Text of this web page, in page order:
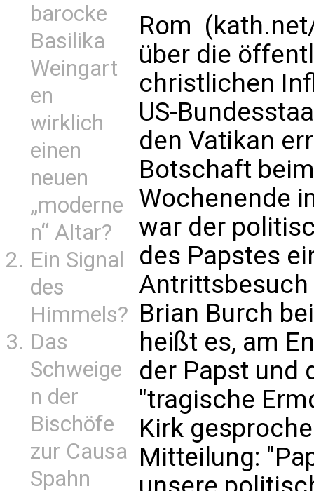
barocke
Basilika
Weingart
en
wirklich
einen
neuen
„moderne
n“ Altar?
Ein Signal
des
Himmels?
Das
Schweige
n der
Bischöfe
zur Causa
Spahn
Rom
über die
christlichen
US-
den Vatikan
Botschaft
Wochenende
war der
des Papstes
Brian Burch
heißt es, am
der Papst und
"tragische
Kirk
Mitteilung: